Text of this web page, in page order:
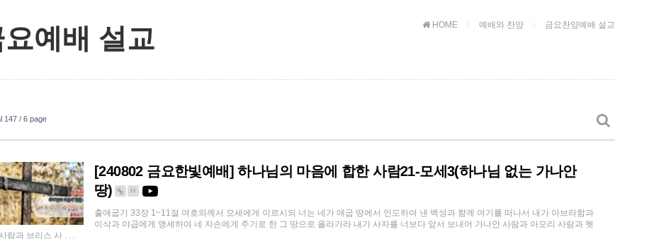
요예배 설교 HOME 예배와 찬양 금요찬양예배 설교
147 / 6 page
[240802 금요한빛예배] 하나님의 마음에 합한 사람21-모세3(하나님 없는 가나안
땅)
H
출애굽기 33장 1~11절 여호와께서 모세에게 이르시되 너는 네가 애굽 땅에서 인도하여 낸 백성과 함께 여기를 떠나서 내가 아브라함과
이삭과 야곱에게 맹세하여 네 자손에게 주기로 한 그 땅으로 올라가라 내가 사자를 너보다 앞서 보내어 가나안 사람과 아모리 사람과 헷
사람과 브리스 사 . . .